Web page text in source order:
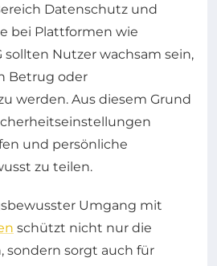
Datenschutz und
bei Plattformen wie
sollten Nutzer wachsam sein,
Betrug oder
werden. Aus diesem Grund
und persönliche
zu teilen.
Umgang mit
schützt nicht nur die
sondern sorgt auch für